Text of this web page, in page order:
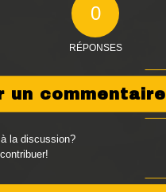
0
RÉPONSES
un commentaire
la discussion?